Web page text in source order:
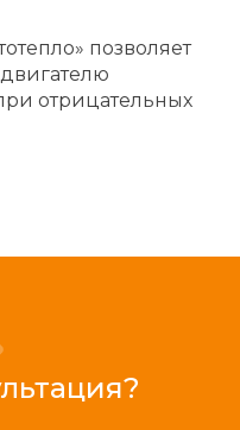
позволяет
отрицательных